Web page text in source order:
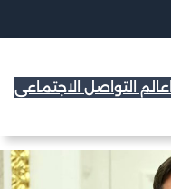
عالم التواصل الاجتماعي